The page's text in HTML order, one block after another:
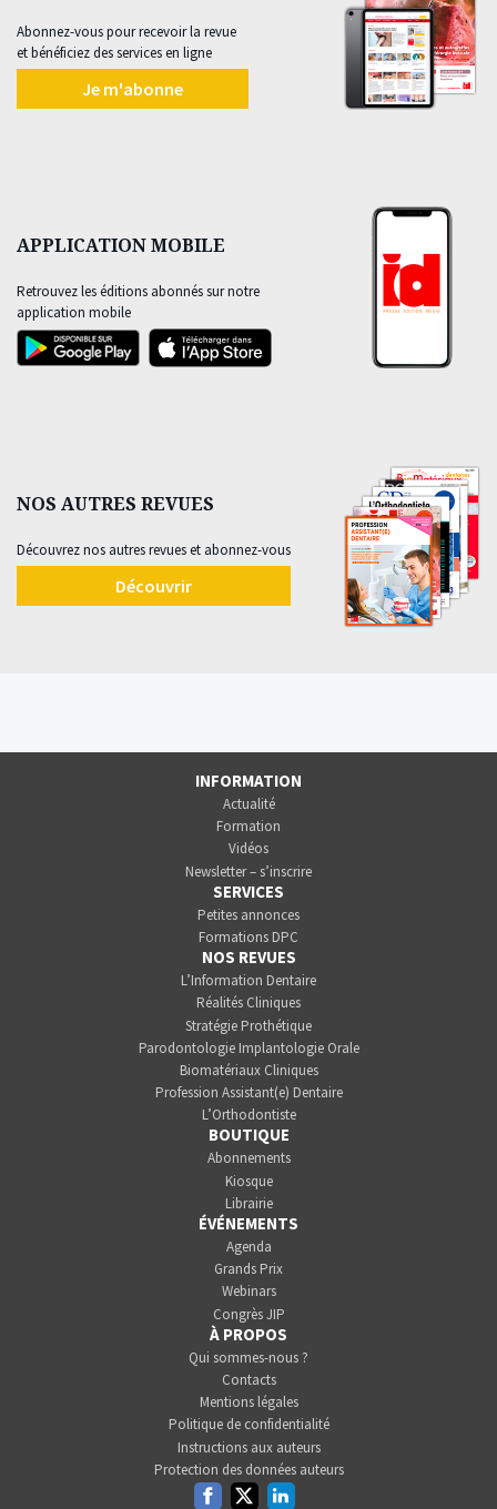
Abonnez-vous pour recevoir la revue
et bénéficiez des services en ligne
Je m'abonne
APPLICATION MOBILE
Retrouvez les éditions abonnés sur notre
application mobile
NOS AUTRES REVUES
Découvrez nos autres revues et abonnez-vous
Découvrir
INFORMATION
Actualité
Formation
Vidéos
Newsletter – s’inscrire
SERVICES
Petites annonces
Formations DPC
NOS REVUES
L’Information Dentaire
Réalités Cliniques
Stratégie Prothétique
Parodontologie Implantologie Orale
Biomatériaux Cliniques
Profession Assistant(e) Dentaire
L’Orthodontiste
BOUTIQUE
Abonnements
Kiosque
Librairie
ÉVÉNEMENTS
Agenda
Grands Prix
Webinars
Congrès JIP
À PROPOS
Qui sommes-nous ?
Contacts
Mentions légales
Politique de confidentialité
Instructions aux auteurs
Protection des données auteurs
FacebookTwitterLinkedin